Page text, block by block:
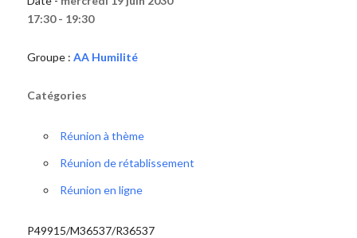
17:30 - 19:30
Groupe : AA Humilité
Catégories
Réunion à thème
Réunion de rétablissement
Réunion en ligne
P49915/M36537/R36537